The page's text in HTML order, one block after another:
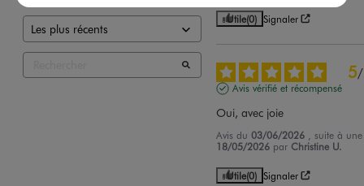
Utile(0) Signaler
5/
Avis vérifié et récompensé
Oui, avec joie
Avis du03/06/2026
, suite à
18/05/2026 parChristine U.
Utile(0) Signaler